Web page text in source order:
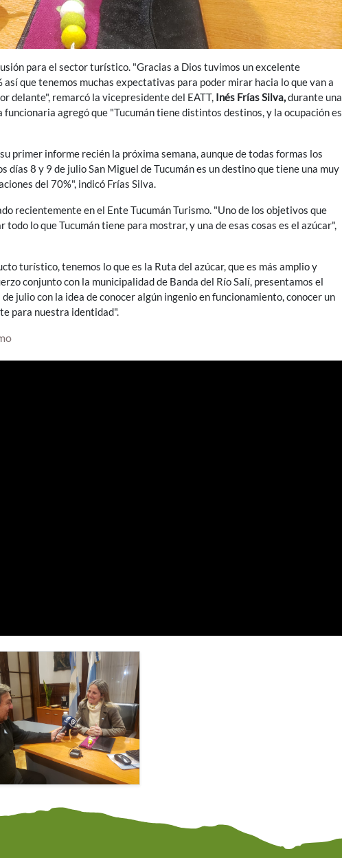
para el sector turístico. "Gracias a Dios tuvimos un excelente
que tenemos muchas expectativas para poder mirar hacia lo que van a
delante", remarcó la vicepresidente del EATT, Inés Frías Silva,durante una
agregó que "Tucumán tiene distintos destinos, y la ocupación es
primer informe recién la próxima semana, aunque de todas formas los
8 y 9 de julio San Miguel de Tucumán es un destino que tiene una muy
del 70%", indicó Frías Silva.
recientemente en el Ente Tucumán Turismo. "Uno de los objetivos que
lo que Tucumán tiene para mostrar, y una de esas cosas es el azúcar",
turístico, tenemos lo que es la Ruta del azúcar, que es más amplio y
conjunto con la municipalidad de Banda del Río Salí, presentamos el
julio con la idea de conocer algún ingenio en funcionamiento, conocer un
para nuestra identidad".